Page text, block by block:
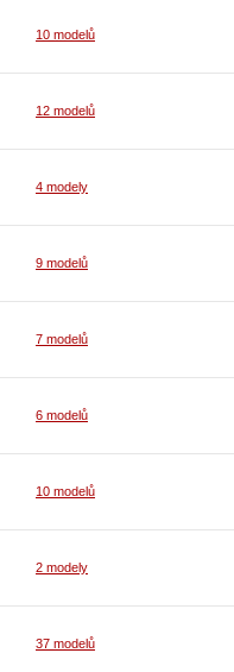
10 modelů
12 modelů
4 modely
9 modelů
7 modelů
6 modelů
10 modelů
2 modely
37 modelů